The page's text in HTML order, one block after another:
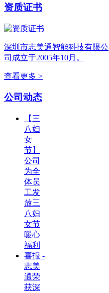
资质证书
深圳市志美通智能科技有限公
司成立于2005年10月。
查看更多 >
公司动态
【三
八妇
女
节】
公司
为全
体员
工发
放三
八妇
女节
暖心
福利
喜报 -
志美
通荣
获深